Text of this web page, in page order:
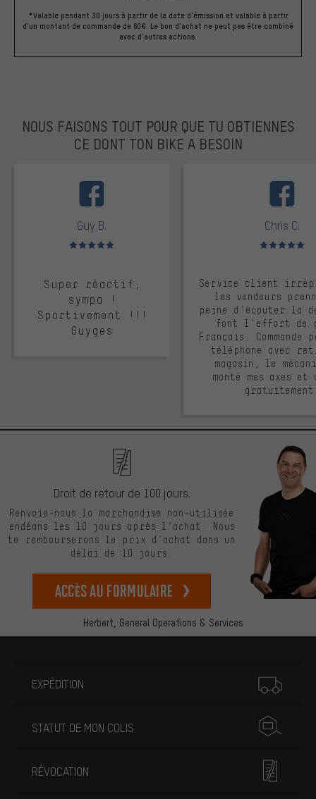
*Valable pendant 30 jours à partir de la date d'émission et valable à partir
d'un montant de commande de 60€. Le bon d'achat ne peut pas être combiné
avec d'autres actions.
NOUS FAISONS TOUT POUR QUE TU OBTIENNES
CE DONT TON BIKE A BESOIN
Guy B.
Note moyenne : 5 sur 5
Super réactif,
sympa !
Sportivement !!!
Guyges
Chris C.
Note moyenne :
Service client
les vendeurs
peine d'écouter la
font l'effort de
Français. Commande
téléphone avec
magasin, le
monté mes axes et
Herbert, General Operations & Services
Droit de retour de 100 jours.
Renvoie-nous la marchandise non-utilisée
endéans les 10 jours après l’achat. Nous
te rembourserons le prix d’achat dans un
délai de 10 jours.
Accès au formulaire
EXPÉDITION
STATUT DE MON COLIS
RÉVOCATION